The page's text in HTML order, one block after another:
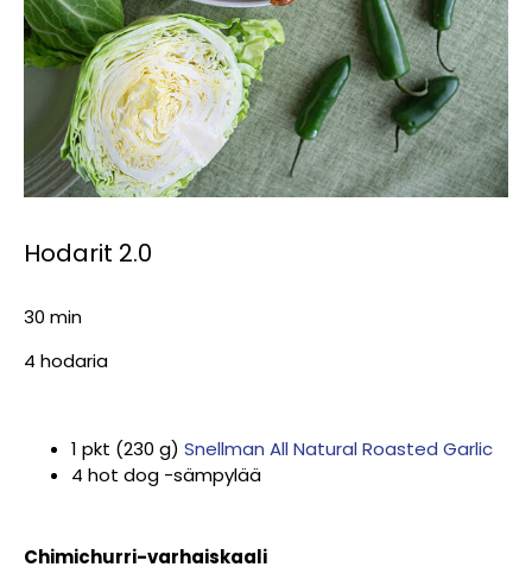
Hodarit 2.0
30 min
4 hodaria
1 pkt (230 g) Snellman All Natural Roasted Garlic
4 hot dog -sämpylää
Chimichurri-varhaiskaali